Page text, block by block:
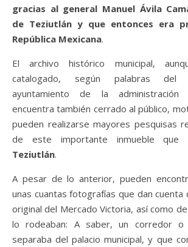
gracias al general Manuel Ávila
de Teziutlán y que entonces era
República Mexicana.
El archivo histórico municipal,
catalogado, según palabras del
ayuntamiento de la administración
encuentra también cerrado al público,
pueden realizarse mayores pesquisas
de este importante inmueble que
Teziutlán.
A pesar de lo anterior, pueden
unas cuantas fotografías que dan cuenta
original del Mercado Victoria, así como
lo rodeaban: A saber, un corredor o
separaba del palacio municipal, y que